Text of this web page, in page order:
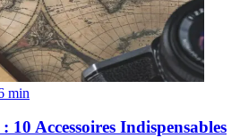
min
10 Accessoires Indispensables